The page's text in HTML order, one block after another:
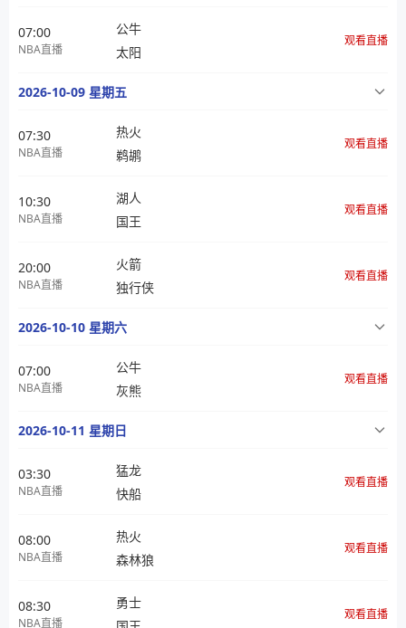
07:00
NBA直播
公牛
太阳
观看直播
2026-10-09 星期五
07:30
NBA直播
热火
鹈鹕
观看直播
10:30
NBA直播
湖人
国王
观看直播
20:00
NBA直播
火箭
独行侠
观看直播
2026-10-10 星期六
07:00
NBA直播
公牛
灰熊
观看直播
2026-10-11 星期日
03:30
NBA直播
猛龙
快船
观看直播
08:00
NBA直播
热火
森林狼
观看直播
08:30
NBA直播
勇士
观看直播